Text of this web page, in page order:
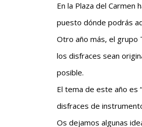
En la Plaza del Carmen
puesto dónde podrás
Otro año más, el grupo
los disfraces sean
posible.
El tema de este año es
disfraces de
Os dejamos algunas